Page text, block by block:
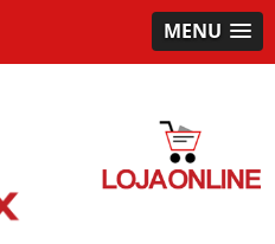
MENU